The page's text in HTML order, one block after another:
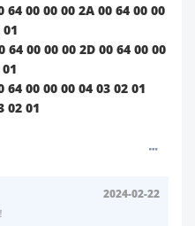
！64 00 00 00 2A 00 64 00 00
64 00 00 00 2D 00 64 00 00
64 00 00 00 04 03 02 01
02 01
2024-02-22